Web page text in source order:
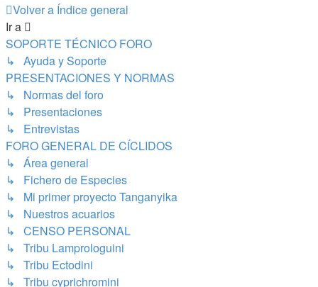
Volver a Índice general
Ir a
SOPORTE TÉCNICO FORO
↳ Ayuda y Soporte
PRESENTACIONES Y NORMAS
↳ Normas del foro
↳ Presentaciones
↳ Entrevistas
FORO GENERAL DE CÍCLIDOS
↳ Área general
↳ Fichero de Especies
↳ Mi primer proyecto Tanganyika
↳ Nuestros acuarios
↳ CENSO PERSONAL
↳ Tribu Lamprologuini
↳ Tribu Ectodini
↳ Tribu cyprichromini